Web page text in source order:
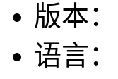
版本：
语言：